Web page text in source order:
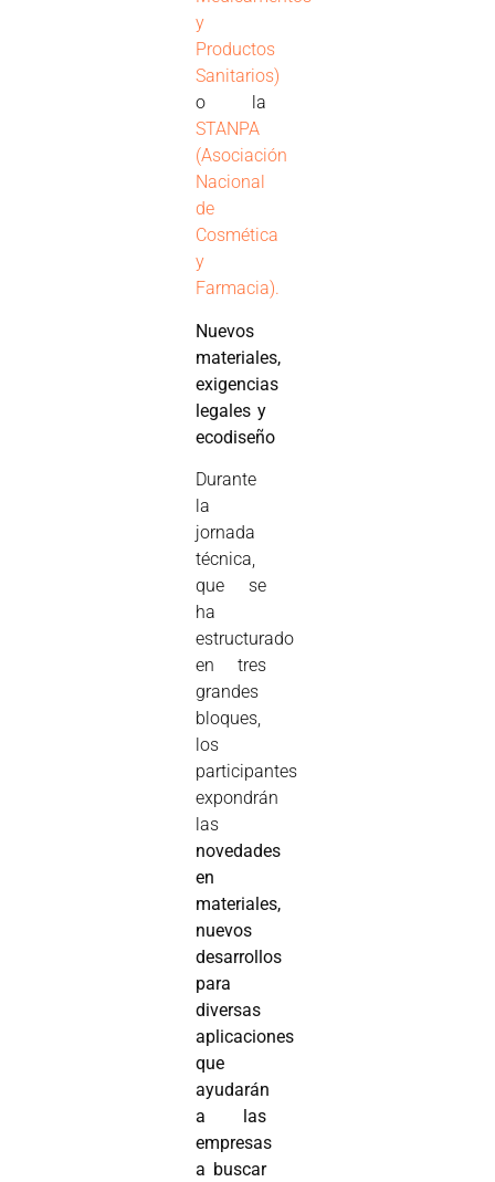
y
Productos
Sanitarios)
o la
STANPA
(Asociación
Nacional
de
Cosmética
y
Farmacia).
Nuevos
materiales,
exigencias
legales y
ecodiseño
Durante
la
jornada
técnica,
que se
ha
estructurado
en tres
grandes
bloques,
los
participantes
expondrán
las
novedades
en
materiales,
nuevos
desarrollos
para
diversas
aplicaciones
que
ayudarán
a las
empresas
a buscar